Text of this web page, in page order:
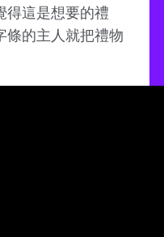
得這是想要的禮
條的主人就把禮物